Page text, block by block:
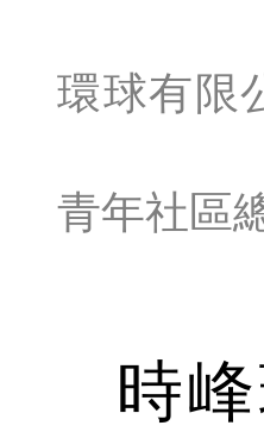
環球有限
青年社區
時